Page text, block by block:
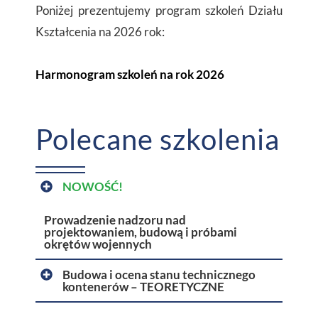
Poniżej prezentujemy program szkoleń Działu
Kształcenia na 2026 rok:
Harmonogram szkoleń na rok 2026
Polecane szkolenia
NOWOŚĆ!
Prowadzenie nadzoru nad
projektowaniem, budową i próbami
okrętów wojennych
Budowa i ocena stanu technicznego
kontenerów – TEORETYCZNE